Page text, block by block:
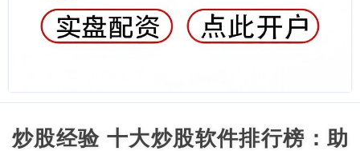
炒股经验 十大炒股软件排行榜：助